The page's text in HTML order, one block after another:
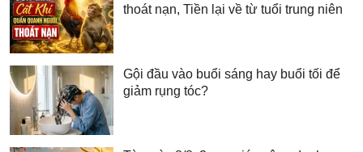
thoát nạn, Tiền lại về từ tuổi trung niên
Gội đầu vào buổi sáng hay buổi tối để
giảm rụng tóc?